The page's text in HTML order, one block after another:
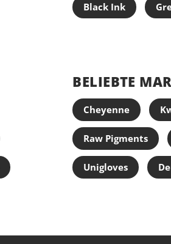
Black Ink
BELIEBTE
Cheyenne
Raw Pigments
Unigloves